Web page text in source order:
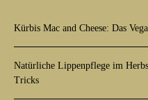
Kürbis Mac and Cheese: Das
Natürliche Lippenpflege im
Tricks